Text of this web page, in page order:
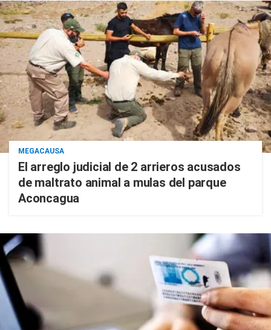
MEGACAUSA
El arreglo judicial de 2 arrieros acusados
de maltrato animal a mulas del parque
Aconcagua